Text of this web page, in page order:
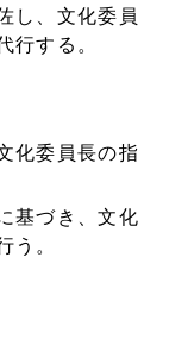
し、文化委員
する。
化委員長の指
基づき、文化
。